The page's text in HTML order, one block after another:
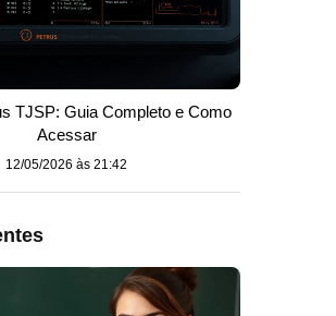
TJSP: Guia Completo e Como
Acessar
12/05/2026 às 21:42